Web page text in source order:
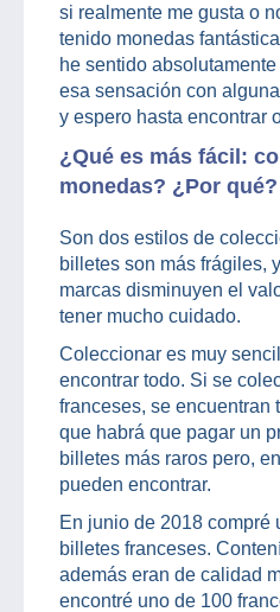
si realmente me gusta o
tenido monedas
he sentido
esa sensación con
y espero hasta encontrar
¿Qué es más fácil:
monedas? ¿Por qué?
Son dos estilos de
billetes son más frágiles,
marcas disminuyen el
tener mucho cuidado.
Coleccionar es muy
encontrar todo. Si se
franceses, se encuentran
que habrá que pagar un
billetes más raros pero,
pueden encontrar.
En junio de 2018 compré
billetes franceses.
además eran de calidad
encontré uno de 100